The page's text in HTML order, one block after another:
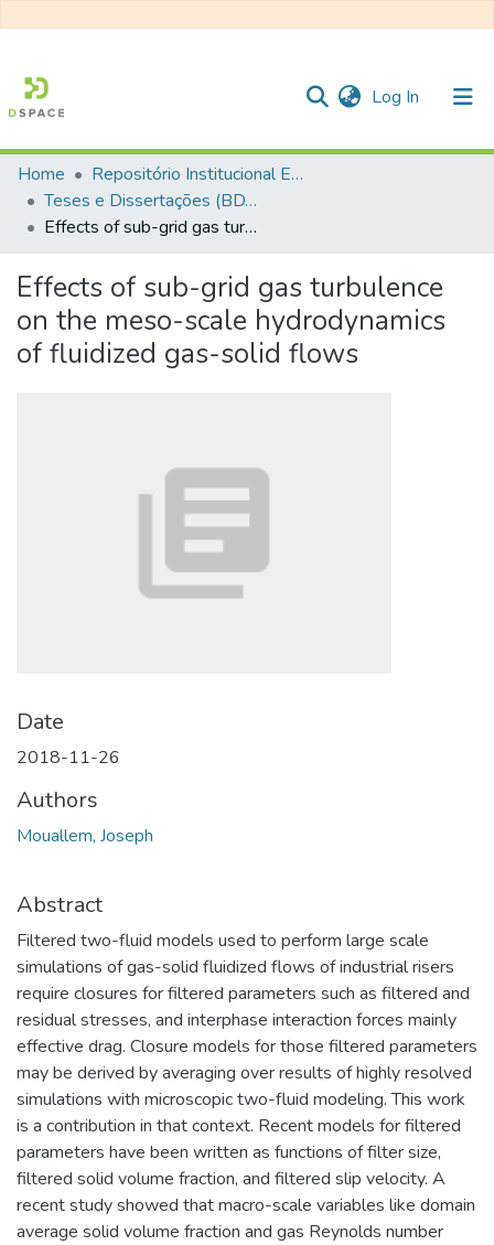
Log In (current)
Communities & Collections
All of DSpace
Statistics
Home
Repositório Institucional EESC
Teses e Dissertações (BDTD USP)
Effects of sub-grid gas turbulence on the meso-scale hydrodynamics of fluidized gas-solid flows
Effects of sub-grid gas turbulence
on the meso-scale hydrodynamics
of fluidized gas-solid flows
Date
2018-11-26
Authors
Mouallem, Joseph
Abstract
Filtered two-fluid models used to perform large scale
simulations of gas-solid fluidized flows of industrial risers
require closures for filtered parameters such as filtered and
residual stresses, and interphase interaction forces mainly
effective drag. Closure models for those filtered parameters
may be derived by averaging over results of highly resolved
simulations with microscopic two-fluid modeling. This work
is a contribution in that context. Recent models for filtered
parameters have been written as functions of filter size,
filtered solid volume fraction, and filtered slip velocity. A
recent study showed that macro-scale variables like domain
average solid volume fraction and gas Reynolds number